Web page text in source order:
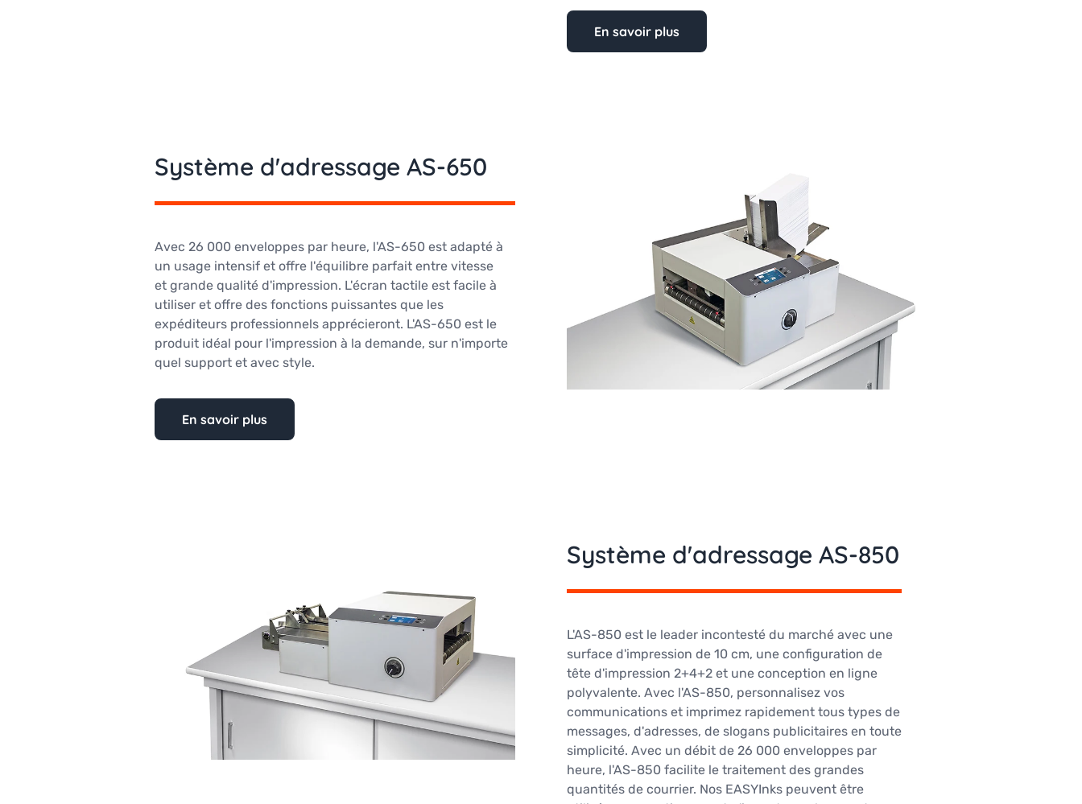
En savoir plus
Système d'adressage AS-650
Avec 26 000 enveloppes par heure, l'AS-650 est adapté à
un usage intensif et offre l'équilibre parfait entre vitesse
et grande qualité d'impression. L'écran tactile est facile à
utiliser et offre des fonctions puissantes que les
expéditeurs professionnels apprécieront. L'AS-650 est le
produit idéal pour l'impression à la demande, sur n'importe
quel support et avec style.
En savoir plus
Système d'adressage AS-850
L'AS-850 est le leader incontesté du marché avec une
surface d'impression de 10 cm, une configuration de
tête d'impression 2+4+2 et une conception en ligne
polyvalente. Avec l'AS-850, personnalisez vos
communications et imprimez rapidement tous types de
messages, d'adresses, de slogans publicitaires en toute
simplicité. Avec un débit de 26 000 enveloppes par
heure, l'AS-850 facilite le traitement des grandes
quantités de courrier. Nos EASYInks peuvent être